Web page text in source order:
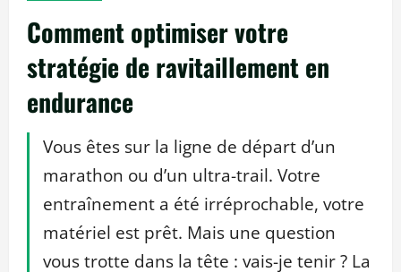
Comment optimiser votre
stratégie de ravitaillement en
endurance
Vous êtes sur la ligne de départ d’un
marathon ou d’un ultra-trail. Votre
entraînement a été irréprochable, votre
matériel est prêt. Mais une question
vous trotte dans la tête : vais-je tenir ? La